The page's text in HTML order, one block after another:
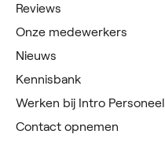
Reviews
Onze medewerkers
Nieuws
Kennisbank
Werken bij Intro Personeel
Contact opnemen